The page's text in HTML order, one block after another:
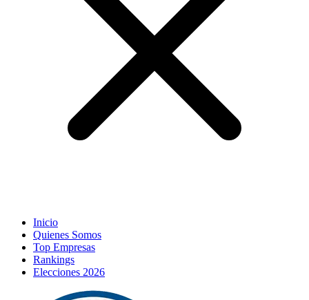
Inicio
Quienes Somos
Top Empresas
Rankings
Elecciones 2026